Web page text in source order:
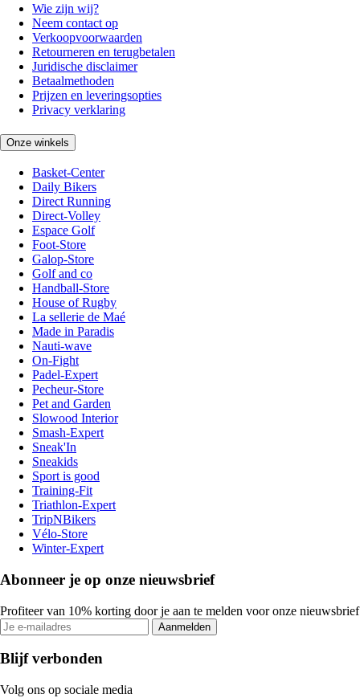
Wie zijn wij?
Neem contact op
Verkoopvoorwaarden
Retourneren en terugbetalen
Juridische disclaimer
Betaalmethoden
Prijzen en leveringsopties
Privacy verklaring
Onze winkels
Basket-Center
Daily Bikers
Direct Running
Direct-Volley
Espace Golf
Foot-Store
Galop-Store
Golf and co
Handball-Store
House of Rugby
La sellerie de Maé
Made in Paradis
Nauti-wave
On-Fight
Padel-Expert
Pecheur-Store
Pet and Garden
Slowood Interior
Smash-Expert
Sneak'In
Sneakids
Sport is good
Training-Fit
Triathlon-Expert
TripNBikers
Vélo-Store
Winter-Expert
Abonneer je op onze nieuwsbrief
Profiteer van 10% korting door je aan te melden voor onze nieuwsbrief
Aanmelden
Blijf verbonden
Volg ons op sociale media